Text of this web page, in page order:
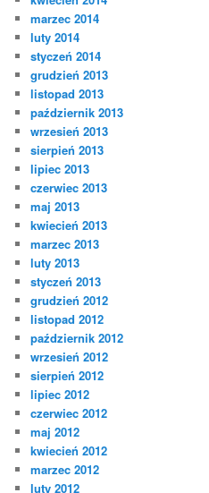
marzec 2014
luty 2014
styczeń 2014
grudzień 2013
listopad 2013
październik 2013
wrzesień 2013
sierpień 2013
lipiec 2013
czerwiec 2013
maj 2013
kwiecień 2013
marzec 2013
luty 2013
styczeń 2013
grudzień 2012
listopad 2012
październik 2012
wrzesień 2012
sierpień 2012
lipiec 2012
czerwiec 2012
maj 2012
kwiecień 2012
marzec 2012
luty 2012